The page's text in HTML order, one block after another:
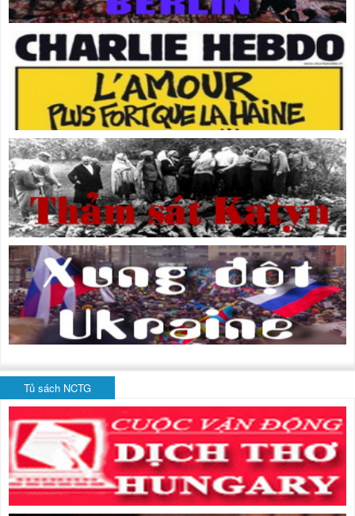
Tủ sách NCTG